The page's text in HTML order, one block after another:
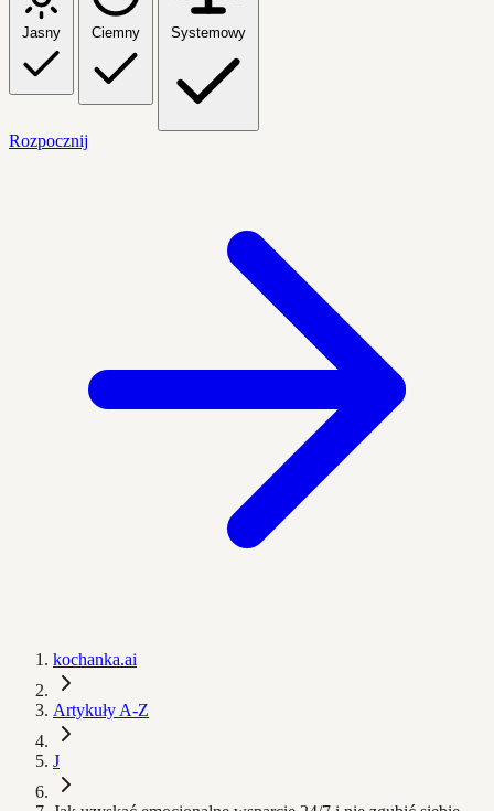
Jasny Ciemny Systemowy
Rozpocznij
kochanka.ai
Artykuły A-Z
J